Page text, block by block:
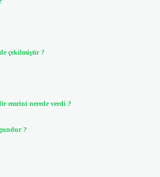
çekilmiştir ?
emrini nerede verdi ?
?